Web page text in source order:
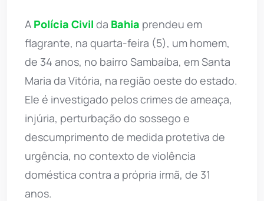
A Polícia Civil da Bahia prendeu em
flagrante, na quarta-feira (5), um homem,
de 34 anos, no bairro Sambaíba, em Santa
Maria da Vitória, na região oeste do estado.
Ele é investigado pelos crimes de ameaça,
injúria, perturbação do sossego e
descumprimento de medida protetiva de
urgência, no contexto de violência
doméstica contra a própria irmã, de 31
anos.